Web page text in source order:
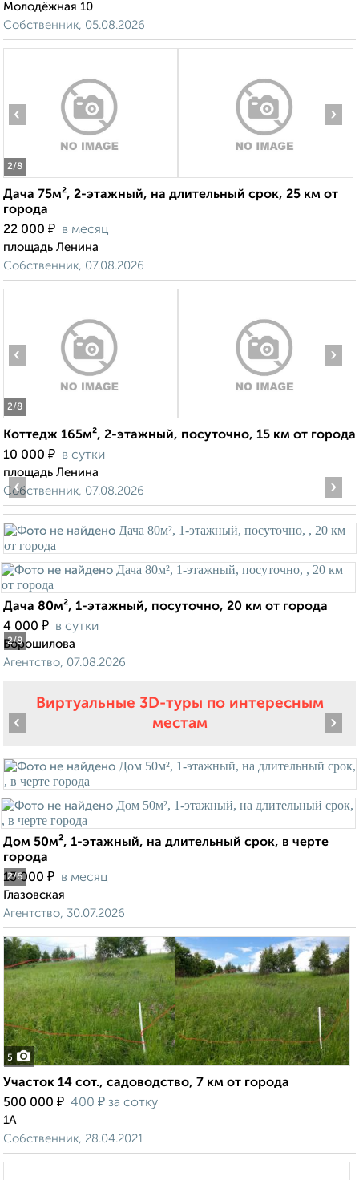
Молодёжная 10
Собственник, 05.08.2026
2/8
‹ ›
Дача 75м², 2-этажный, на длительный срок, 25 км от
города
22 000 ₽ в месяц
площадь Ленина
Собственник, 07.08.2026
2/8
‹ ›
Коттедж 165м², 2-этажный, посуточно, 15 км от города
10 000 ₽ в сутки
площадь Ленина
Собственник, 07.08.2026
2/8
‹ ›
Дача 80м², 1-этажный, посуточно, 20 км от города
4 000 ₽ в сутки
Ворошилова
Агентство, 07.08.2026
Виртуальные 3D-туры по интересным
местам
2/6
‹ ›
Дом 50м², 1-этажный, на длительный срок, в черте
города
13 000 ₽ в месяц
Глазовская
Агентство, 30.07.2026
5
Участок 14 сот., садоводство, 7 км от города
500 000 ₽ 400 ₽ за сотку
1А
Собственник, 28.04.2021